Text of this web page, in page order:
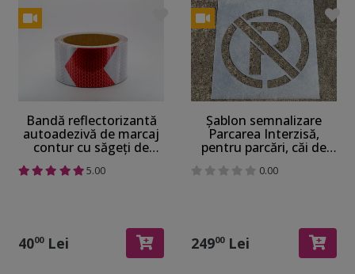
Bandă reflectorizantă
autoadezivă de marcaj
contur cu săgeți de
culoare alb-roșu pentru
siguranța rutieră, rolă 5
5.00
4000Lei
Șablon semnalizare
Parcarea Interzisă,
pentru parcări, căi de
acces, rampe și intrări,
100x100 cm
0.00
24900Lei